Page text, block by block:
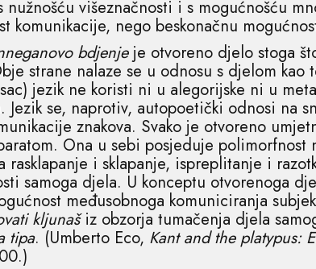
nužnošću višeznačnosti i s mogućnošću
komunikacije, nego beskonačnu
bdjenjeje otvoreno djelo stoga
strane nalaze se u odnosu s djelom kao
jezik ne koristi ni u alegorijske ni u
Jezik se, naprotiv, autopoetički odnosi na
znakova. Svako je otvoreno
Ona u sebi posjeduje
rasklapanje i sklapanje, ispreplitanje i
samoga djela. U konceptu otvorenoga
međusobnoga komuniciranja
kljunašiz obzorja tumačenja djela
tipa. (Umberto Eco, Kant and the platypus: